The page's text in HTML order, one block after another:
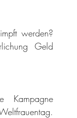
werden?
Geld